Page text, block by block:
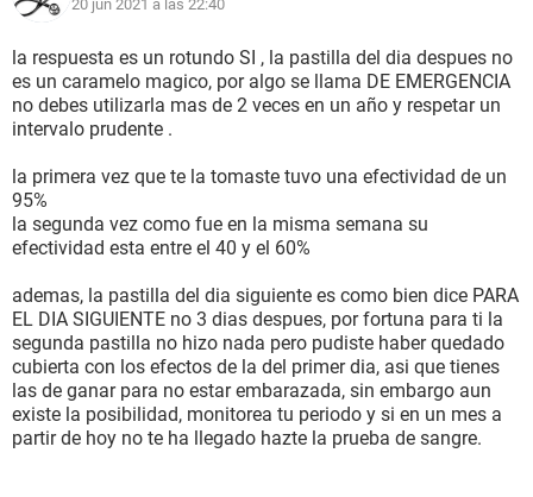
20 jun 2021 a las 22:40
la respuesta es un rotundo SI , la pastilla del dia despues no
es un caramelo magico, por algo se llama DE EMERGENCIA
no debes utilizarla mas de 2 veces en un año y respetar un
intervalo prudente .
la primera vez que te la tomaste tuvo una efectividad de un
95%
la segunda vez como fue en la misma semana su
efectividad esta entre el 40 y el 60%
ademas, la pastilla del dia siguiente es como bien dice PARA
EL DIA SIGUIENTE no 3 dias despues, por fortuna para ti la
segunda pastilla no hizo nada pero pudiste haber quedado
cubierta con los efectos de la del primer dia, asi que tienes
las de ganar para no estar embarazada, sin embargo aun
existe la posibilidad, monitorea tu periodo y si en un mes a
partir de hoy no te ha llegado hazte la prueba de sangre.